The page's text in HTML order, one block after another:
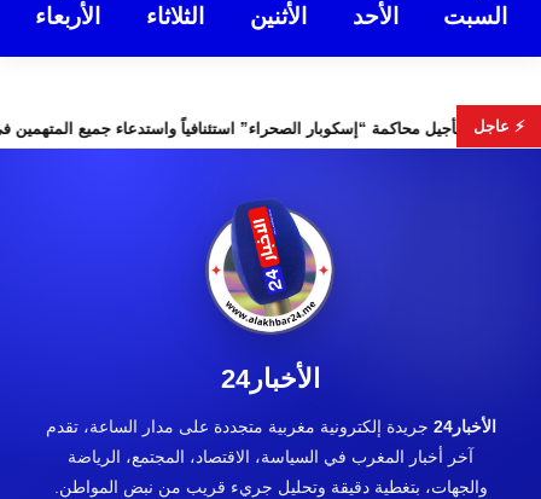
السبت الأحد الأثنين الثلاثاء الأربعاء
⚡ عاجل
التشريعية تأجيل محاكمة “إسكوبار الصحراء” استئنافياً
الأخبار24
الأخبار24
جريدة إلكترونية مغربية متجددة على مدار الساعة، تقدم
آخر أخبار المغرب في السياسة، الاقتصاد، المجتمع، الرياضة
والجهات، بتغطية دقيقة وتحليل جريء قريب من نبض المواطن.